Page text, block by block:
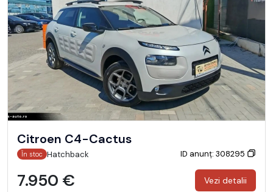
Citroen C4-Cactus
În stoc Hatchback ID anunț: 308295
7.950 € Vezi detalii